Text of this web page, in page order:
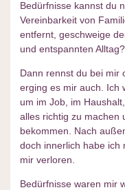
Bedürfnisse kannst du
Vereinbarkeit von
entfernt, geschweige
und entspannten Alltag?
Dann rennst du bei mir
erging es mir auch. Ich
um im Job, im
alles richtig zu machen
bekommen. Nach
doch innerlich habe ich
mir verloren.
Bedürfnisse waren mir